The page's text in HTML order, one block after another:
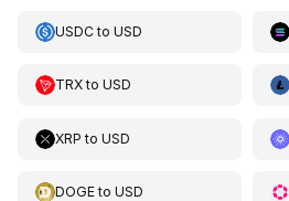
USDCto USD
TRXto USD
XRP to USD
DOGEto USD